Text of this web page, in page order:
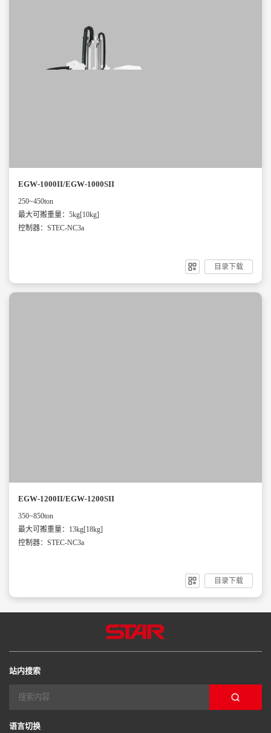
EGW-1000II/EGW-1000SII
250~450ton
最大可搬重量：5kg[10kg]
控制器：STEC-NC3a
目录下载
EGW-1200II/EGW-1200SII
350~850ton
最大可搬重量：13kg[18kg]
控制器：STEC-NC3a
目录下载
站内搜索
语言切换